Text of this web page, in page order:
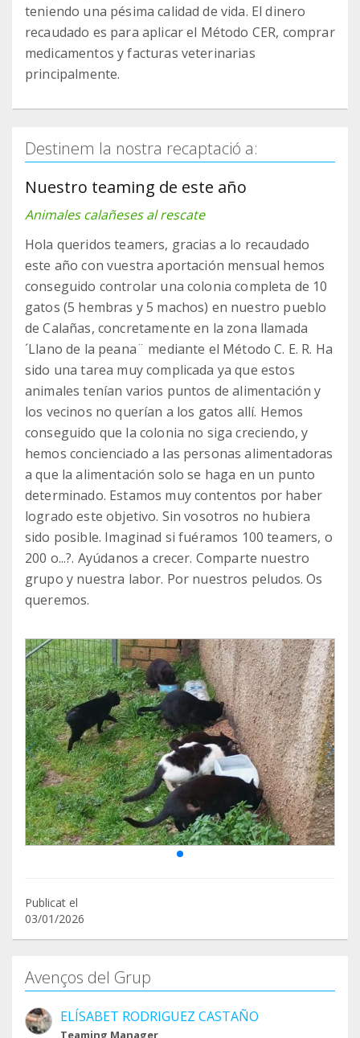
teniendo una pésima calidad de vida. El dinero
recaudado es para aplicar el Método CER, comprar
medicamentos y facturas veterinarias
principalmente.
Destinem la nostra recaptació a:
Nuestro teaming de este año
Animales calañeses al rescate
Hola queridos teamers, gracias a lo recaudado
este año con vuestra aportación mensual hemos
conseguido controlar una colonia completa de 10
gatos (5 hembras y 5 machos) en nuestro pueblo
de Calañas, concretamente en la zona llamada
´Llano de la peana¨ mediante el Método C. E. R. Ha
sido una tarea muy complicada ya que estos
animales tenían varios puntos de alimentación y
los vecinos no querían a los gatos allí. Hemos
conseguido que la colonia no siga creciendo, y
hemos concienciado a las personas alimentadoras
a que la alimentación solo se haga en un punto
determinado. Estamos muy contentos por haber
logrado este objetivo. Sin vosotros no hubiera
sido posible. Imaginad si fuéramos 100 teamers, o
200 o...?. Ayúdanos a crecer. Comparte nuestro
grupo y nuestra labor. Por nuestros peludos. Os
queremos.
Publicat el
03/01/2026
Avenços del Grup
ELÍSABET RODRIGUEZ CASTAÑO
Teaming Manager